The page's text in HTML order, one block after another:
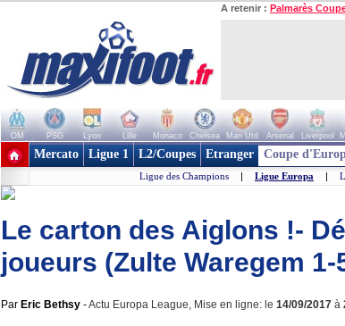
A retenir : Palmarès
OM PSG Lyon Lille Monaco Chelsea Man Utd Arsenal Liverpool
+ de clubs
Mercato Ligue 1 L2/Coupes Etranger Coupe
Ligue des Champions | Ligue Europa |
Le carton des Aiglons !-
joueurs (Zulte Waregem 1-
Par Eric Bethsy -Actu Europa League, Mise en ligne: le 14/09/2017 à